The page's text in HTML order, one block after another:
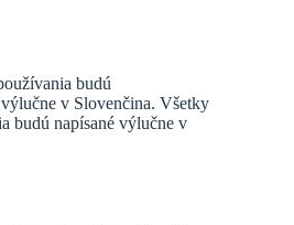
budú
v Slovenčina. Všetky
budú napísané výlučne v